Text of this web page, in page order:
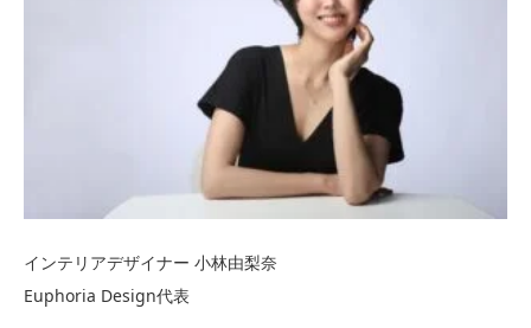
インテリアデザイナー 小林由梨奈
Euphoria Design代表